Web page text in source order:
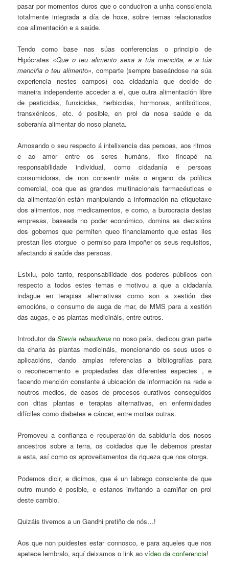
pasar por momentos duros que o conduciron a unha consciencia
totalmente integrada a día de hoxe, sobre temas relacionados
coa alimentación e a saúde.
Tendo como base nas súas conferencias o principio de
Hipócrates «Que o teu alimento sexa a túa menciña, e a túa
menciña o teu alimento», comparte (sempre baseándose na súa
experiencia nestes campos) coa cidadanía que decide de
maneira independente acceder a el, que outra alimentación libre
de pesticidas, funxicidas, herbicidas, hormonas, antibióticos,
transxénicos, etc. é posible, en prol da nosa saúde e da
soberanía alimentar do noso planeta.
Amosando o seu respecto á intelixencia das persoas, aos ritmos
e ao amor entre os seres humáns, fixo fincapé na
responsabilidade individual, como cidadanía e persoas
consumidoras, de non consentir máis o engano da política
comercial, coa que as grandes multinacionais farmacéuticas e
da alimentación están manipulando a información na etiquetaxe
dos alimentos, nos medicamentos, e como, a burocracia destas
empresas, baseada no poder económico, domina as decisións
dos gobernos que permiten queo financiamento que estas lles
prestan lles otorgue o permiso para impoñer os seus requisitos,
afectando á saúde das persoas.
Esixiu, polo tanto, responsabilidade dos poderes públicos con
respecto a todos estes temas e motivou a que a cidadanía
indague en terapias alternativas como son a xestión das
emocións, o consumo de auga de mar, de MMS para a xestión
das augas, e as plantas medicináis, entre outros.
Introdutor daStevia rebaudiana no noso país, dedicou gran parte
da charla ás plantas medicináis, mencionando os seus usos e
aplicacións, dando amplas referencias a bibliografías para
o recoñecemento e propiedades das diferentes especies , e
facendo mención constante á ubicación de información na rede e
noutros medios, de casos de procesos curativos conseguidos
con ditas plantas e terapias alternativas, en enfermidades
difíciles como diabetes e cáncer, entre moitas outras.
Promoveu a confianza e recuperación da sabiduría dos nosos
ancestros sobre a terra, os coidados que lle debemos prestar
a esta, así como os aproveitamentos da riqueza que nos otorga.
Podemos dicir, e dicimos, que é un labrego consciente de que
outro mundo é posible, e estanos invitando a camiñar en prol
deste cambio.
Quizáis tivemos a un Gandhi pretiño de nós…!
Aos que non puidestes estar connosco, e para aqueles que nos
apetece lembralo, aquí deixamos o link aovídeo da conferencia!